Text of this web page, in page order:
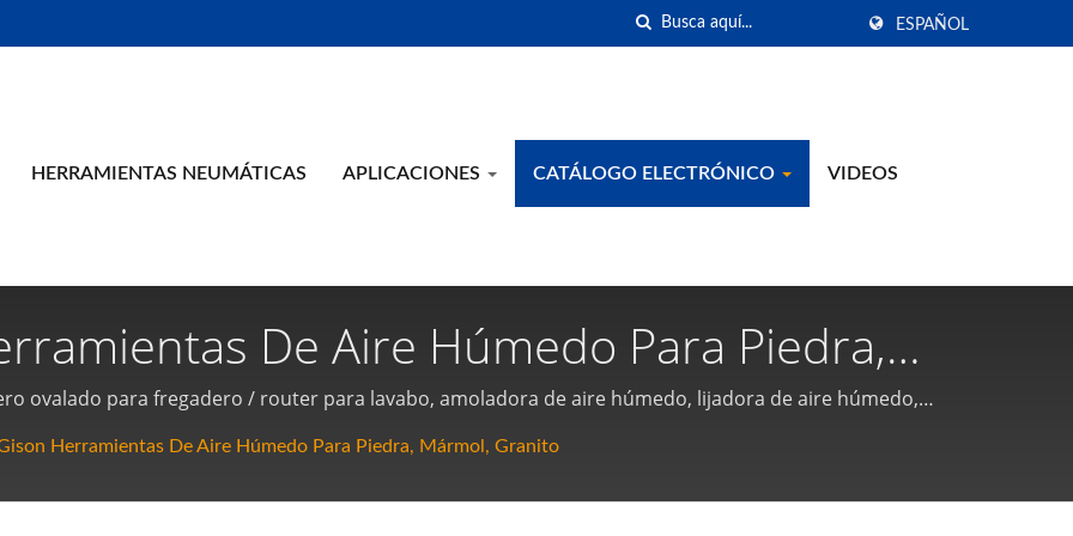
ESPAÑOL
HERRAMIENTAS NEUMÁTICAS APLICACIONES CATÁLOGO ELECTRÓNICO VIDEOS
De Aire Húmedo Para Piedra,
De Herramientas Neumáticas Y
De Alta Calidad | Gison
ovalado para fregadero / router para lavabo, amoladora de aire húmedo, lijadora de aire húmedo,
Herramientas De Aire Húmedo Para Piedra, Mármol, Granito